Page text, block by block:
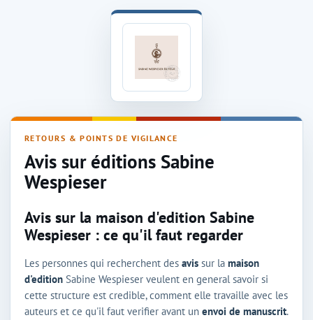
Avis sur la maison d'édition Sabine
RETOURS & POINTS DE VIGILANCE
Avis sur éditions Sabine
Wespieser
Avis sur la maison d'edition Sabine
Wespieser : ce qu'il faut regarder
Les personnes qui recherchent des avis sur la maison
d'edition Sabine Wespieser veulent en general savoir si
cette structure est credible, comment elle travaille avec les
auteurs et ce qu'il faut verifier avant un envoi de manuscrit.